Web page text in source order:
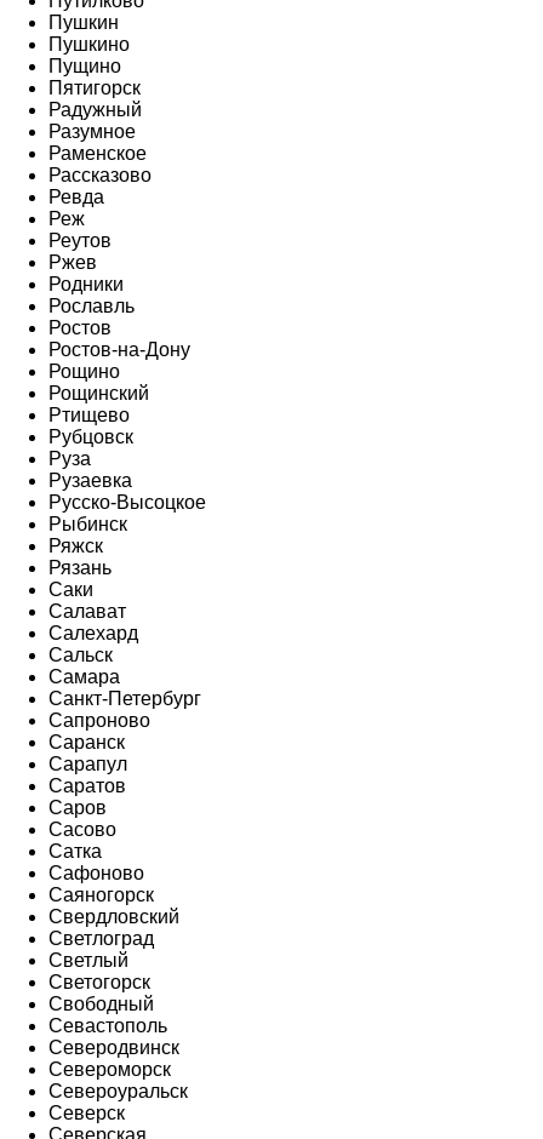
Пушкин
Пушкино
Пущино
Пятигорск
Радужный
Разумное
Раменское
Рассказово
Ревда
Реж
Реутов
Ржев
Родники
Рославль
Ростов
Ростов-на-Дону
Рощино
Рощинский
Ртищево
Рубцовск
Руза
Рузаевка
Русско-Высоцкое
Рыбинск
Ряжск
Рязань
Саки
Салават
Салехард
Сальск
Самара
Санкт-Петербург
Сапроново
Саранск
Сарапул
Саратов
Саров
Сасово
Сатка
Сафоново
Саяногорск
Свердловский
Светлоград
Светлый
Светогорск
Свободный
Севастополь
Северодвинск
Североморск
Североуральск
Северск
Северская